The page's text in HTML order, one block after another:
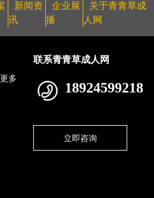
新闻资
讯
企业展
播
关于青青草成
人网
多
联系青青草成人网
18924599218
立即咨询